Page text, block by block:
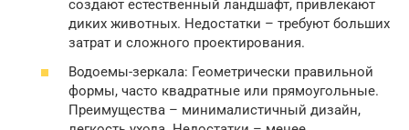
создают естественный ландшафт, привлекают
диких животных. Недостатки – требуют больших
затрат и сложного проектирования.
Водоемы-зеркала: Геометрически правильной
формы, часто квадратные или прямоугольные.
Преимущества – минималистичный дизайн,